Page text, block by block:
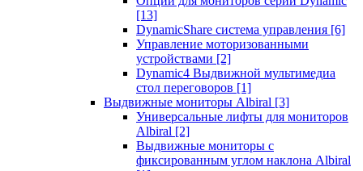
[13]
DynamicShare система управления [6]
Управление моторизованными
устройствами [2]
Dynamic4 Выдвижной мультимедиа
стол переговоров [1]
Выдвижные мониторы Albiral [3]
Универсальные лифты для мониторов
Albiral [2]
Выдвижные мониторы с
фиксированным углом наклона Albiral